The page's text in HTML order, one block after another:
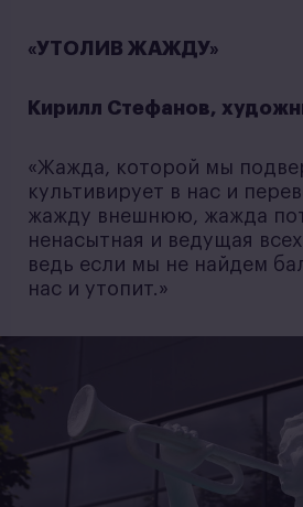
«УТОЛИВ ЖАЖДУ»
Кирилл Стефанов,
«Жажда, которой мы
культивирует в нас и
жажду внешнюю, жажда
ненасытная и ведущая
ведь если мы не найдем
нас и утопит.»